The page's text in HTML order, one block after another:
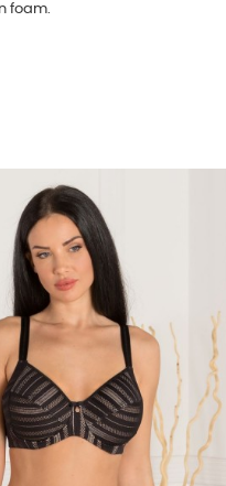
100C
foam.